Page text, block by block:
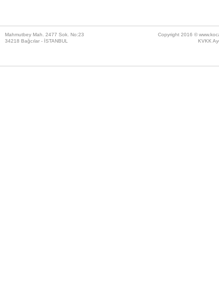
Mahmutbey Mah. 2477 Sok. No:23
34218 Bağcılar - İSTANBUL
Copyright 2016 ©
KVKK